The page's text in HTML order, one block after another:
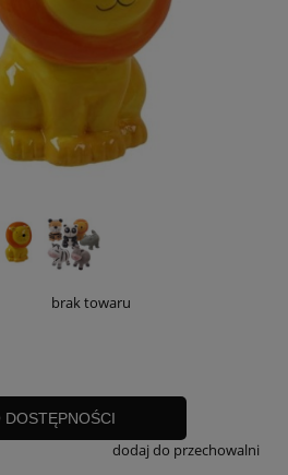
brak towaru
dodaj do przechowalni